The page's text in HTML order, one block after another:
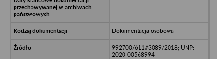
Dokumentacja osobowa
992700/611//3089/2018; UNP:
2020-00568994